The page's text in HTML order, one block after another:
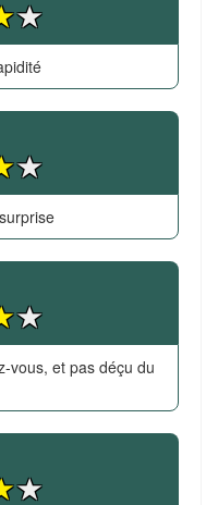
vous, et pas déçu du